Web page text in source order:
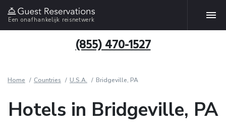
Een onafhankelijk reisnetwerk
(855) 470-1527
Home Countries U.S.A. Bridgeville, PA
Hotels in Bridgeville, PA